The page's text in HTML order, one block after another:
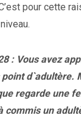
pour cette
: Vous avez
d`adultère.
regarde une
commis un